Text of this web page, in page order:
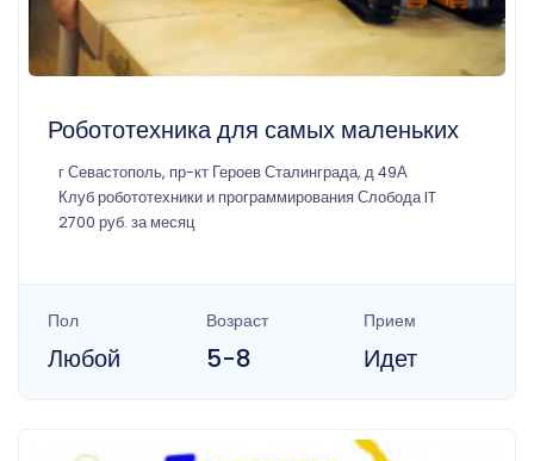
Робототехника для самых маленьких
г Севастополь, пр-кт Героев Сталинграда, д 49А
Клуб робототехники и программирования Слобода IT
2700 руб. за месяц
Пол
Любой
Возраст
5-8
Прием
Идет